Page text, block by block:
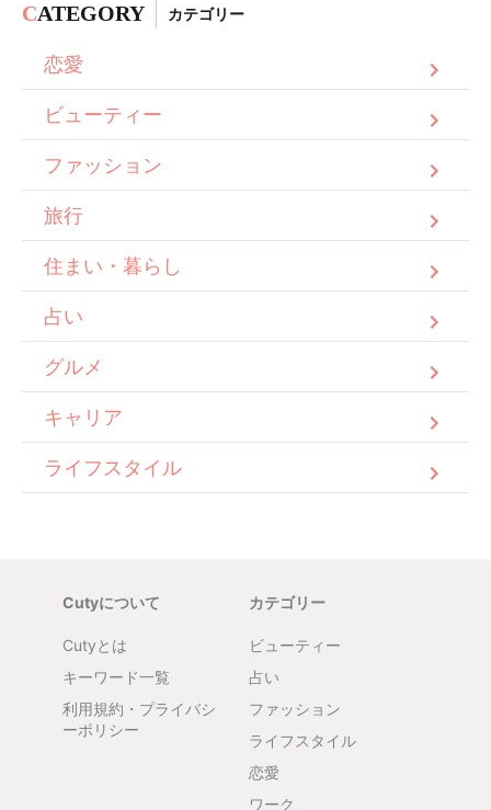
CATEGORY カテゴリー
恋愛
ビューティー
ファッション
旅行
住まい・暮らし
占い
グルメ
キャリア
ライフスタイル
Cutyについて
Cutyとは
キーワード一覧
利用規約・プライバシ
ーポリシー
カテゴリー
ビューティー
占い
ファッション
ライフスタイル
恋愛
ワーク